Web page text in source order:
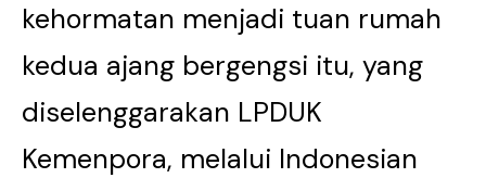
kehormatan menjadi tuan rumah
kedua ajang bergengsi itu, yang
diselenggarakan LPDUK
Kemenpora, melalui Indonesian